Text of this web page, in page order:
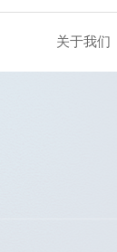
关于我们